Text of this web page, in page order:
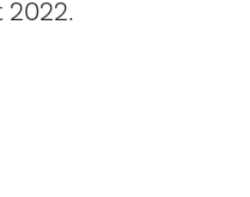
2022.